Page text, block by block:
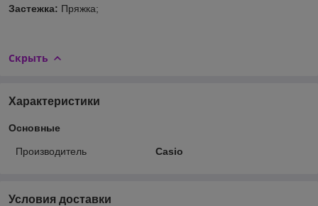
Застежка: Пряжка;
Скрыть
Характеристики
Основные
Производитель Casio
Условия доставки